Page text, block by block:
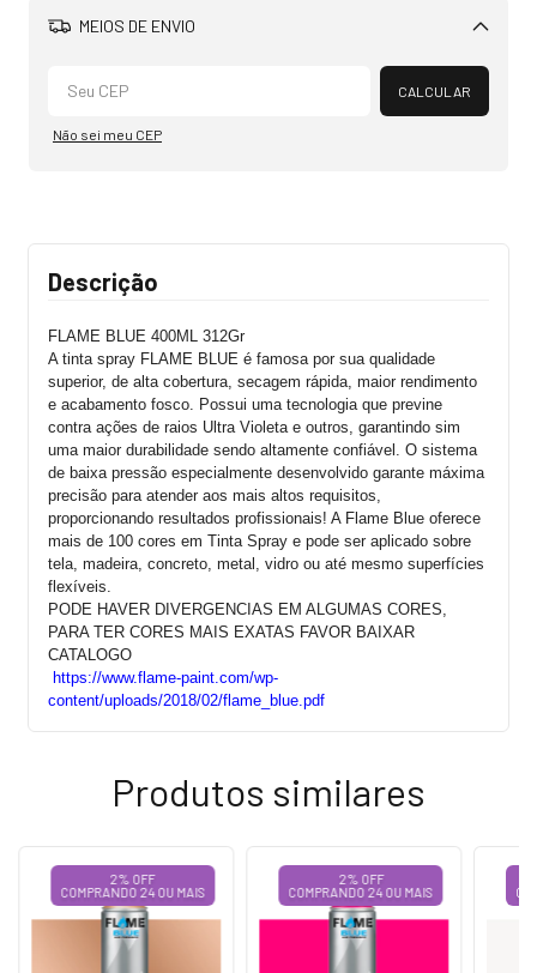
MEIOS DE ENVIO
Alterar CEP
CALCULAR
Não sei meu CEP
Descrição
FLAME BLUE 400ML 312Gr
A tinta spray FLAME BLUE é famosa por sua qualidade
superior, de alta cobertura, secagem rápida, maior rendimento
e acabamento fosco. Possui uma tecnologia que previne
contra ações de raios Ultra Violeta e outros, garantindo sim
uma maior durabilidade sendo altamente confiável. O sistema
de baixa pressão especialmente desenvolvido garante máxima
precisão para atender aos mais altos requisitos,
proporcionando resultados profissionais! A Flame Blue oferece
mais de 100 cores em Tinta Spray e pode ser aplicado sobre
tela, madeira, concreto, metal, vidro ou até mesmo superfícies
flexíveis.
PODE HAVER DIVERGENCIAS EM ALGUMAS CORES,
PARA TER CORES MAIS EXATAS FAVOR BAIXAR
CATALOGO
https://www.flame-paint.com/wp-
content/uploads/2018/02/flame_blue.pdf
Produtos similares
2% OFF
COMPRANDO 24 OU MAIS
2% OFF
COMPRANDO 24 OU MAIS